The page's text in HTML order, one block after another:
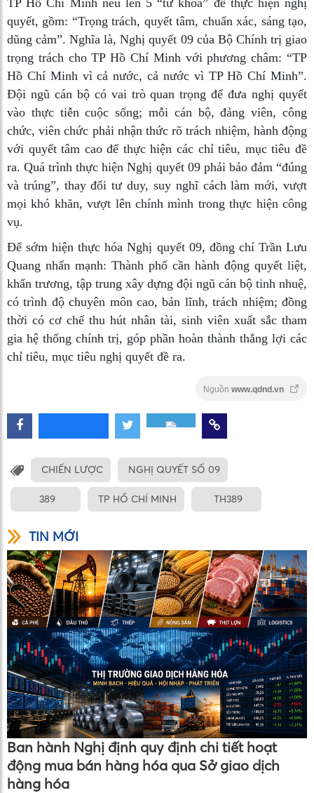
TP Hồ Chí Minh nêu lên 5 “từ khóa” để thực hiện nghị
quyết, gồm: “Trọng trách, quyết tâm, chuẩn xác, sáng tạo,
dũng cảm”. Nghĩa là, Nghị quyết 09 của Bộ Chính trị giao
trọng trách cho TP Hồ Chí Minh với phương châm: “TP
Hồ Chí Minh vì cả nước, cả nước vì TP Hồ Chí Minh”.
Đội ngũ cán bộ có vai trò quan trọng để đưa nghị quyết
vào thực tiễn cuộc sống; mỗi cán bộ, đảng viên, công
chức, viên chức phải nhận thức rõ trách nhiệm, hành động
với quyết tâm cao để thực hiện các chỉ tiêu, mục tiêu đề
ra. Quá trình thực hiện Nghị quyết 09 phải bảo đảm “đúng
và trúng”, thay đổi tư duy, suy nghĩ cách làm mới, vượt
mọi khó khăn, vượt lên chính mình trong thực hiện công
vụ.
Để sớm hiện thực hóa Nghị quyết 09, đồng chí Trần Lưu
Quang nhấn mạnh: Thành phố cần hành động quyết liệt,
khẩn trương, tập trung xây dựng đội ngũ cán bộ tinh nhuệ,
có trình độ chuyên môn cao, bản lĩnh, trách nhiệm; đồng
thời có cơ chế thu hút nhân tài, sinh viên xuất sắc tham
gia hệ thống chính trị, góp phần hoàn thành thắng lợi các
chỉ tiêu, mục tiêu nghị quyết đề ra.
Nguồn www.qdnd.vn
CHIẾN LƯỢC NGHỊ QUYẾT SỐ 09
389 TP HỒ CHÍ MINH TH389
TIN MỚI
Ban hành Nghị định quy định chi tiết hoạt
động mua bán hàng hóa qua Sở giao dịch
hàng hóa